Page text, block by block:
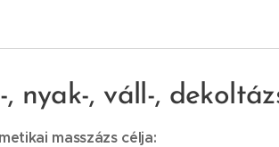
, nyak-, váll-,
masszázs célja: